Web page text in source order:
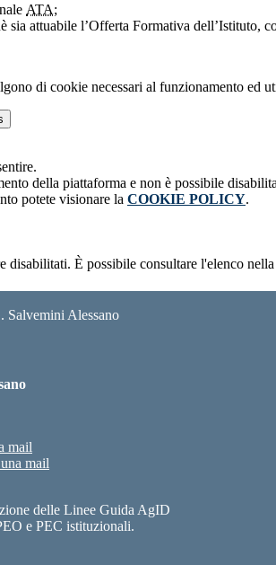
ATA;
attuabile l’Offerta Formativa dell’Istituto,
di cookie necessari al funzionamento ed
della piattaforma e non è possibile
potete visionare la COOKIE POLICY.
disabilitati. È possibile consultare l'elenco
Salvemini Alessano
mail
mail
delle Linee Guida AgID
e PEC istituzionali.